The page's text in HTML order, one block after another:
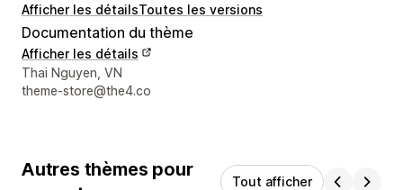
Afficher les détailsToutes les versions
Documentation du thème
Afficher les détails
Coordonnées du concepteur
Thai Nguyen, VN
theme-store@the4.co
Autres thèmes pour
Tout afficher